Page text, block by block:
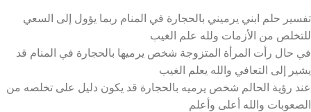
تفسير حلم ابني يرميني بالحجارة في المنام ربما يؤول إلى السعي
للتخلص من الأزمات ولله علم الغيب
في حال رأت المرأة المتزوجة شخص يرميها بالحجارة في المنام قد
يشير إلى التعافي والله يعلم الغيب
عند رؤية الحالم شخص يرميه بالحجارة قد يكون دليل على تخلصه من
الصعوبات والله أعلى وأعلم